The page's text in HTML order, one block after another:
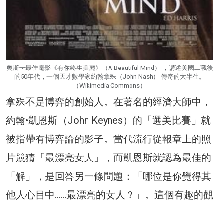
奧斯卡最佳電影《有你終生美麗》（A Beautiful Mind） ，講述美國二戰後
的50年代，一個天才數學家約翰拿殊（John Nash） 傳奇的大半生。
（Wikimedia Commons）
拿殊不是博弈的創始人。在著名的經濟大師中，
約翰•凱恩斯（John Keynes）的「選美比賽」就
被指帶有博弈論的影子。當代流行從報章上的照
片競猜「最漂亮女人」，而凱恩斯就認為最佳的
「解」，是回答另一條問題：「哪位是你覺得其
他人心目中……最漂亮的女人？」。這個有趣的觀